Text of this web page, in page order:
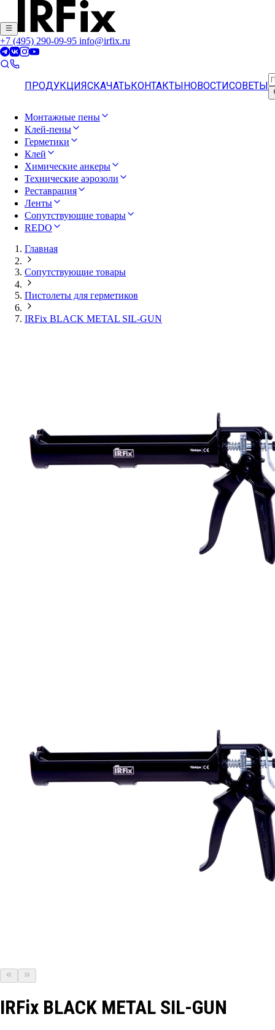
+7 (495) 290-09-95 info@irfix.ru
ПРОДУКЦИЯСКАЧАТЬКОНТАКТЫ НОВОСТИСОВЕТЫ
Монтажные пены
Клей-пены
Герметики
Клей
Химические анкеры
Технические аэрозоли
Реставрация
Ленты
Сопутствующие товары
REDO
Главная
Сопутствующие товары
Пистолеты для герметиков
IRFix BLACK METAL SIL-GUN
IRFix BLACK METAL SIL-GUN